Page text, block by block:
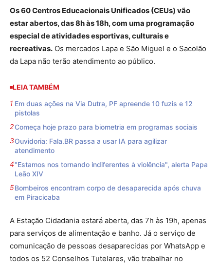
Os 60 Centros Educacionais Unificados (CEUs) vão
estar abertos, das 8h às 18h, com uma programação
especial de atividades esportivas, culturais e
recreativas. Os mercados Lapa e São Miguel e o Sacolão
da Lapa não terão atendimento ao público.
LEIA TAMBÉM
Em duas ações na Via Dutra, PF apreende 10 fuzis e 12
pistolas
Começa hoje prazo para biometria em programas sociais
Ouvidoria: Fala.BR passa a usar IA para agilizar
atendimento
"Estamos nos tornando indiferentes à violência", alerta Papa
Leão XIV
Bombeiros encontram corpo de desaparecida após chuva
em Piracicaba
A Estação Cidadania estará aberta, das 7h às 19h, apenas
para serviços de alimentação e banho. Já o serviço de
comunicação de pessoas desaparecidas por WhatsApp e
todos os 52 Conselhos Tutelares, vão trabalhar no